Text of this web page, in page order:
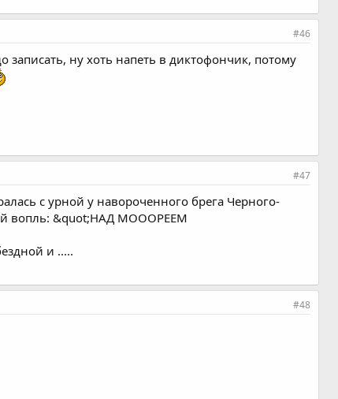
#46
записать, ну хоть напеть в диктофончик, потому
#47
с урной у навороченного брега Черного-
вопль: &quot;НАД МОООРЕЕМ
и .....
#48